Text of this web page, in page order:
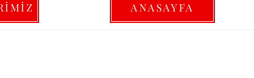
ANASAYFA